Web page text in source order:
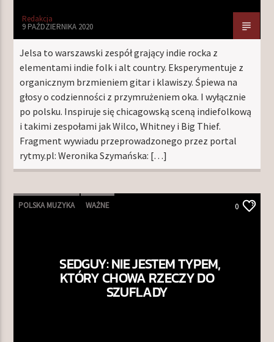
Redakcja
9 PAŹDZIERNIKA 2020
Jelsa to warszawski zespół grający indie rocka z
elementami indie folk i alt country. Eksperymentuje z
organicznym brzmieniem gitar i klawiszy. Śpiewa na
głosy o codzienności z przymrużeniem oka. I wyłącznie
po polsku. Inspiruje się chicagowską sceną indiefolkową
i takimi zespołami jak Wilco, Whitney i Big Thief.
Fragment wywiadu przeprowadzonego przez portal
rytmy.pl: Weronika Szymańska: […]
POLSKA MUZYKA WAŻNE 0
SEDGUY: NIE JESTEM TYPEM,
KTÓRY CHOWA RZECZY DO
SZUFLADY